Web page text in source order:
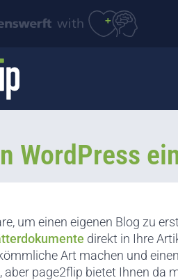
WordPress
um einen eigenen Blog zu
direkt in Ihre
Art machen und
aber page2flip bietet Ihnen da